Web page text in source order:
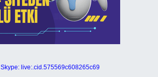
Skype: live:.cid.575569c608265c69